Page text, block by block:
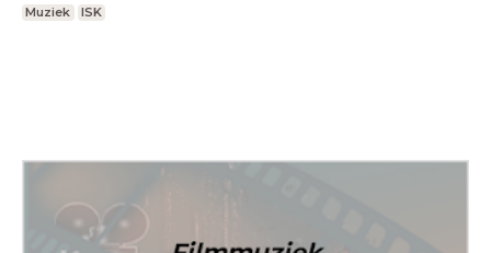
Muziek ISK